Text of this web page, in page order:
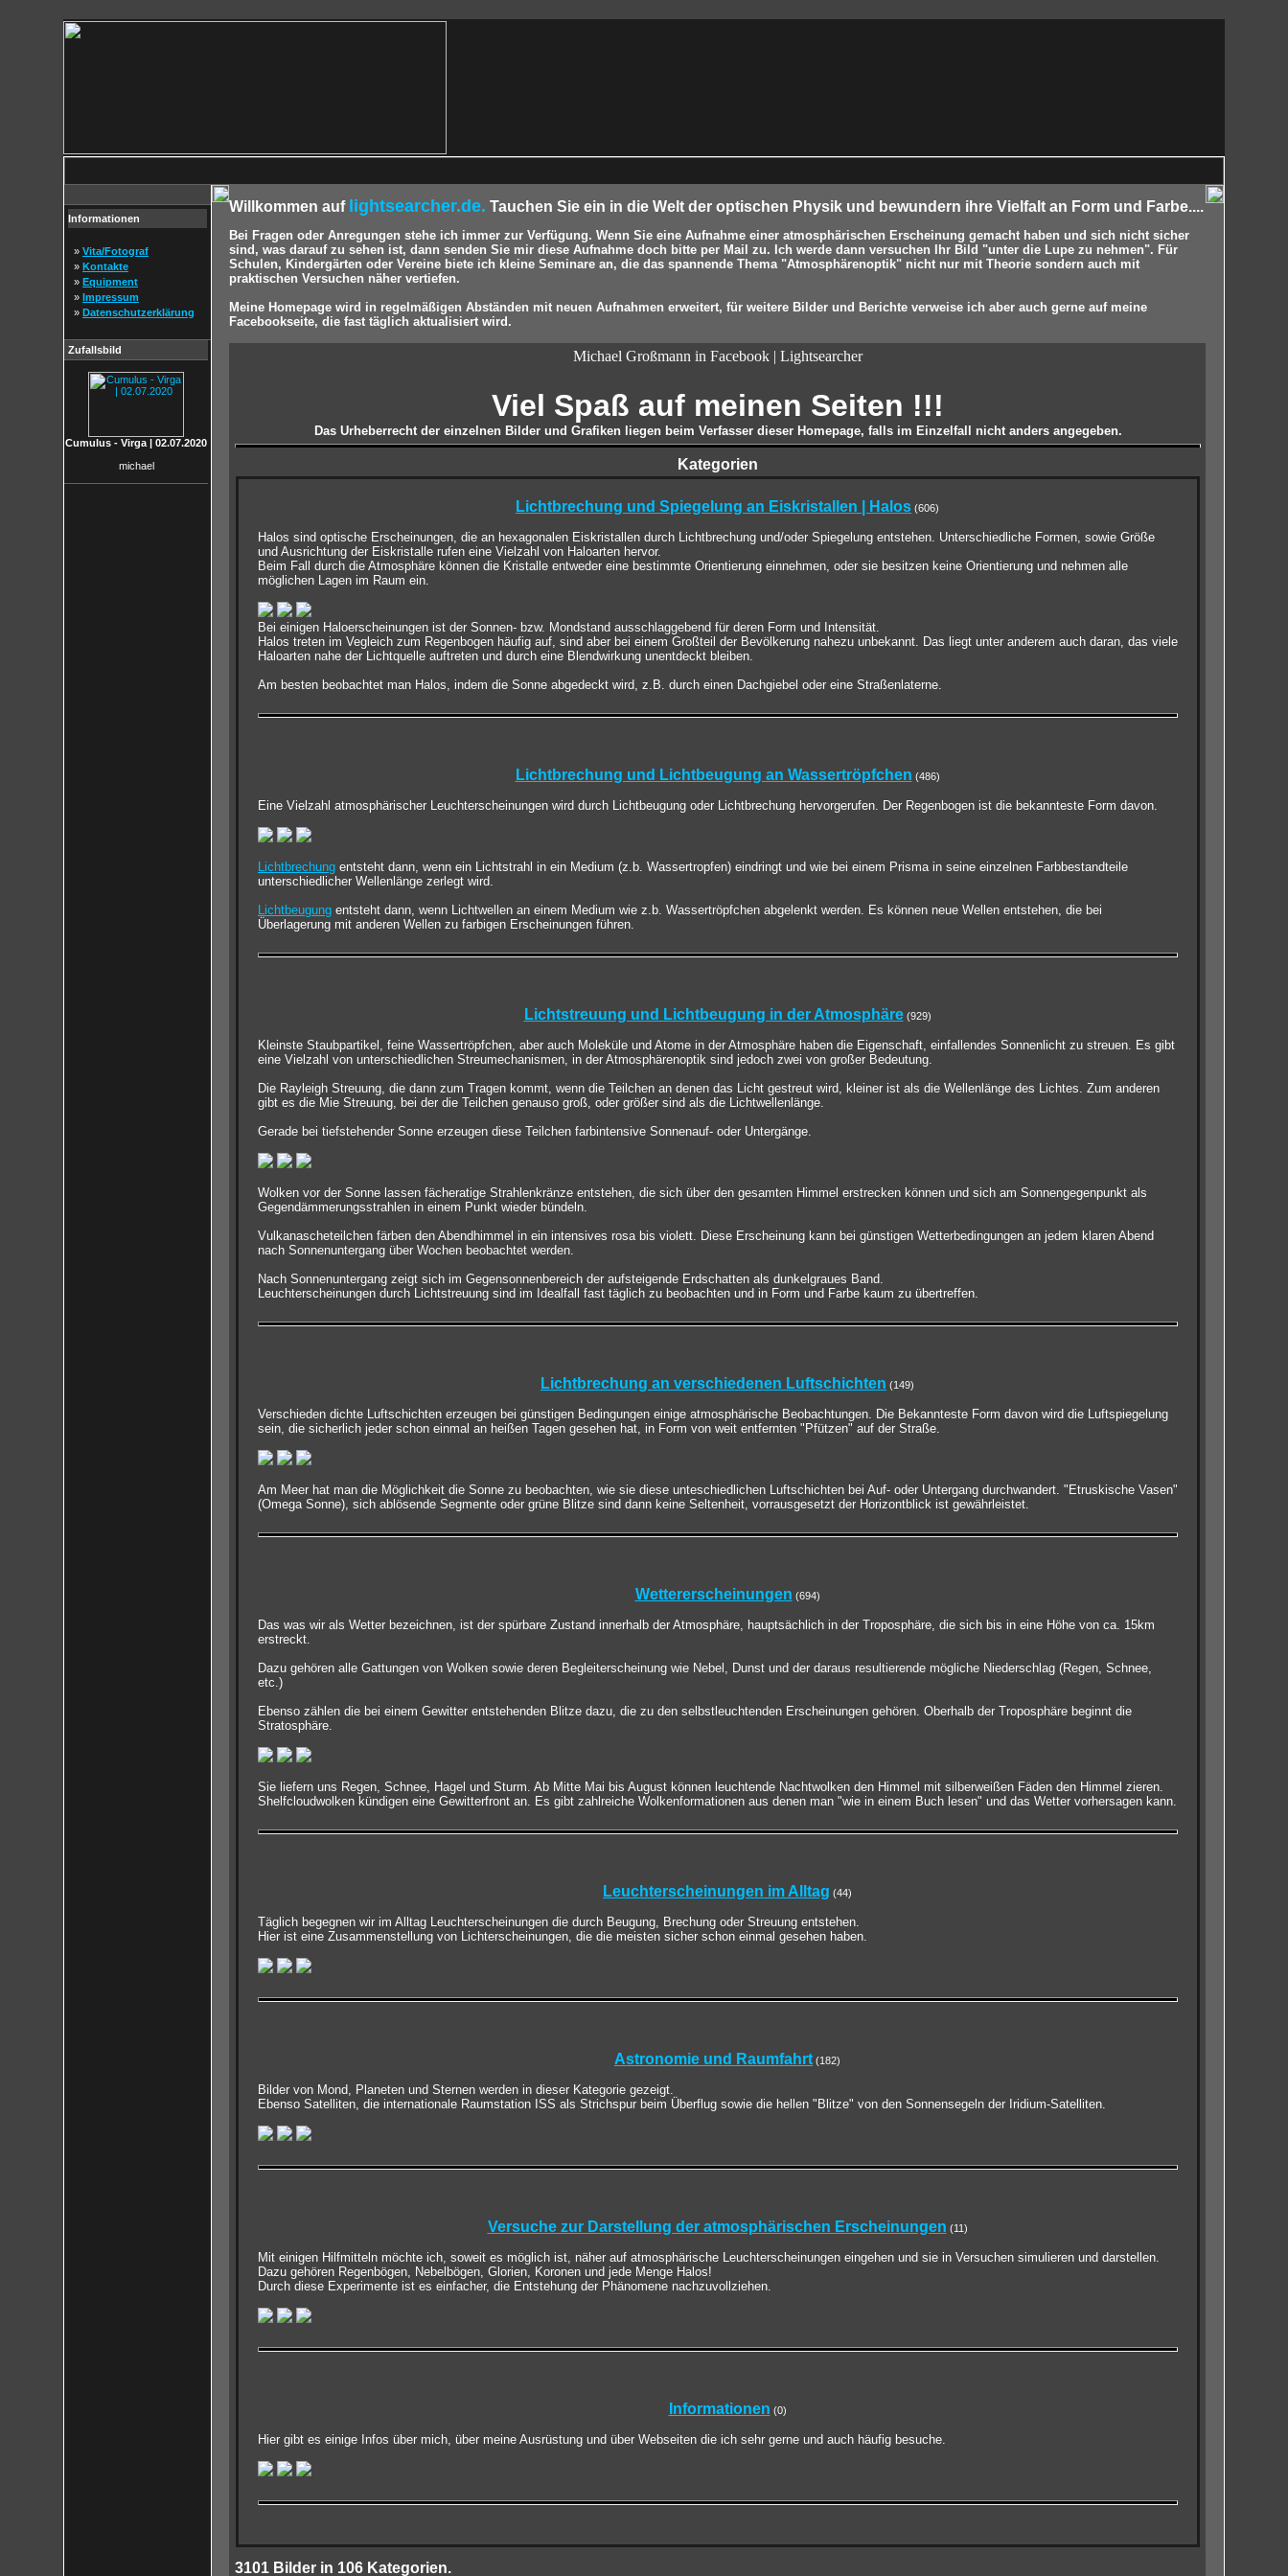
Informationen
» Vita/Fotograf
» Kontakte
» Equipment
» Impressum
» Datenschutzerklärung
Zufallsbild
Cumulus - Virga | 02.07.2020
michael
Willkommen auf lightsearcher.de. Tauchen Sie ein in die Welt der optischen Physik und bewundern ihre Vielfalt an Form und Farbe....
Bei Fragen oder Anregungen stehe ich immer zur Verfügung. Wenn Sie eine Aufnahme einer atmosphärischen Erscheinung gemacht haben und sich nicht sicher
sind, was darauf zu sehen ist, dann senden Sie mir diese Aufnahme doch bitte per Mail zu. Ich werde dann versuchen Ihr Bild "unter die Lupe zu nehmen". Für
Schulen, Kindergärten oder Vereine biete ich kleine Seminare an, die das spannende Thema "Atmosphärenoptik" nicht nur mit Theorie sondern auch mit
praktischen Versuchen näher vertiefen.
Meine Homepage wird in regelmäßigen Abständen mit neuen Aufnahmen erweitert, für weitere Bilder und Berichte verweise ich aber auch gerne auf meine
Facebookseite, die fast täglich aktualisiert wird.
Michael Großmann in Facebook | Lightsearcher
Viel Spaß auf meinen Seiten !!!
Das Urheberrecht der einzelnen Bilder und Grafiken liegen beim Verfasser dieser Homepage, falls im Einzelfall nicht anders angegeben.
Kategorien
Lichtbrechung und Spiegelung an Eiskristallen | Halos (606)
Halos sind optische Erscheinungen, die an hexagonalen Eiskristallen durch Lichtbrechung und/oder Spiegelung entstehen. Unterschiedliche Formen, sowie Größe
und Ausrichtung der Eiskristalle rufen eine Vielzahl von Haloarten hervor.
Beim Fall durch die Atmosphäre können die Kristalle entweder eine bestimmte Orientierung einnehmen, oder sie besitzen keine Orientierung und nehmen alle
möglichen Lagen im Raum ein.
Bei einigen Haloerscheinungen ist der Sonnen- bzw. Mondstand ausschlaggebend für deren Form und Intensität.
Halos treten im Vegleich zum Regenbogen häufig auf, sind aber bei einem Großteil der Bevölkerung nahezu unbekannt. Das liegt unter anderem auch daran, das viele
Haloarten nahe der Lichtquelle auftreten und durch eine Blendwirkung unentdeckt bleiben.
Am besten beobachtet man Halos, indem die Sonne abgedeckt wird, z.B. durch einen Dachgiebel oder eine Straßenlaterne.
Lichtbrechung und Lichtbeugung an Wassertröpfchen (486)
Eine Vielzahl atmosphärischer Leuchterscheinungen wird durch Lichtbeugung oder Lichtbrechung hervorgerufen. Der Regenbogen ist die bekannteste Form davon.
Lichtbrechung entsteht dann, wenn ein Lichtstrahl in ein Medium (z.b. Wassertropfen) eindringt und wie bei einem Prisma in seine einzelnen Farbbestandteile
unterschiedlicher Wellenlänge zerlegt wird.
Lichtbeugung entsteht dann, wenn Lichtwellen an einem Medium wie z.b. Wassertröpfchen abgelenkt werden. Es können neue Wellen entstehen, die bei
Überlagerung mit anderen Wellen zu farbigen Erscheinungen führen.
Lichtstreuung und Lichtbeugung in der Atmosphäre(929)
Kleinste Staubpartikel, feine Wassertröpfchen, aber auch Moleküle und Atome in der Atmosphäre haben die Eigenschaft, einfallendes Sonnenlicht zu streuen. Es gibt
eine Vielzahl von unterschiedlichen Streumechanismen, in der Atmosphärenoptik sind jedoch zwei von großer Bedeutung.
Die Rayleigh Streuung, die dann zum Tragen kommt, wenn die Teilchen an denen das Licht gestreut wird, kleiner ist als die Wellenlänge des Lichtes. Zum anderen
gibt es die Mie Streuung, bei der die Teilchen genauso groß, oder größer sind als die Lichtwellenlänge.
Gerade bei tiefstehender Sonne erzeugen diese Teilchen farbintensive Sonnenauf- oder Untergänge.
Wolken vor der Sonne lassen fächeratige Strahlenkränze entstehen, die sich über den gesamten Himmel erstrecken können und sich am Sonnengegenpunkt als
Gegendämmerungsstrahlen in einem Punkt wieder bündeln.
Vulkanascheteilchen färben den Abendhimmel in ein intensives rosa bis violett. Diese Erscheinung kann bei günstigen Wetterbedingungen an jedem klaren Abend
nach Sonnenuntergang über Wochen beobachtet werden.
Nach Sonnenuntergang zeigt sich im Gegensonnenbereich der aufsteigende Erdschatten als dunkelgraues Band.
Leuchterscheinungen durch Lichtstreuung sind im Idealfall fast täglich zu beobachten und in Form und Farbe kaum zu übertreffen.
Lichtbrechung an verschiedenen Luftschichten (149)
Verschieden dichte Luftschichten erzeugen bei günstigen Bedingungen einige atmosphärische Beobachtungen. Die Bekannteste Form davon wird die Luftspiegelung
sein, die sicherlich jeder schon einmal an heißen Tagen gesehen hat, in Form von weit entfernten "Pfützen" auf der Straße.
Am Meer hat man die Möglichkeit die Sonne zu beobachten, wie sie diese unteschiedlichen Luftschichten bei Auf- oder Untergang durchwandert. "Etruskische Vasen"
(Omega Sonne), sich ablösende Segmente oder grüne Blitze sind dann keine Seltenheit, vorrausgesetzt der Horizontblick ist gewährleistet.
Wettererscheinungen (694)
Das was wir als Wetter bezeichnen, ist der spürbare Zustand innerhalb der Atmosphäre, hauptsächlich in der Troposphäre, die sich bis in eine Höhe von ca. 15km
erstreckt.
Dazu gehören alle Gattungen von Wolken sowie deren Begleiterscheinung wie Nebel, Dunst und der daraus resultierende mögliche Niederschlag (Regen, Schnee,
etc.)
Ebenso zählen die bei einem Gewitter entstehenden Blitze dazu, die zu den selbstleuchtenden Erscheinungen gehören. Oberhalb der Troposphäre beginnt die
Stratosphäre.
Sie liefern uns Regen, Schnee, Hagel und Sturm. Ab Mitte Mai bis August können leuchtende Nachtwolken den Himmel mit silberweißen Fäden den Himmel zieren.
Shelfcloudwolken kündigen eine Gewitterfront an. Es gibt zahlreiche Wolkenformationen aus denen man "wie in einem Buch lesen" und das Wetter vorhersagen kann.
Leuchterscheinungen im Alltag (44)
Täglich begegnen wir im Alltag Leuchterscheinungen die durch Beugung, Brechung oder Streuung entstehen.
Hier ist eine Zusammenstellung von Lichterscheinungen, die die meisten sicher schon einmal gesehen haben.
Astronomie und Raumfahrt (182)
Bilder von Mond, Planeten und Sternen werden in dieser Kategorie gezeigt.
Ebenso Satelliten, die internationale Raumstation ISS als Strichspur beim Überflug sowie die hellen "Blitze" von den Sonnensegeln der Iridium-Satelliten.
Versuche zur Darstellung der atmosphärischen Erscheinungen (11)
Mit einigen Hilfmitteln möchte ich, soweit es möglich ist, näher auf atmosphärische Leuchterscheinungen eingehen und sie in Versuchen simulieren und darstellen.
Dazu gehören Regenbögen, Nebelbögen, Glorien, Koronen und jede Menge Halos!
Durch diese Experimente ist es einfacher, die Entstehung der Phänomene nachzuvollziehen.
Informationen (0)
Hier gibt es einige Infos über mich, über meine Ausrüstung und über Webseiten die ich sehr gerne und auch häufig besuche.
3101 Bilder in 106 Kategorien.